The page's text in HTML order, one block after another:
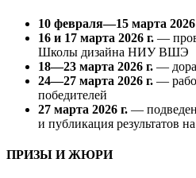
10 февраля—15 марта 2026
16 и 17 марта 2026 г. —
Школы дизайна НИУ ВШЭ
18—23 марта 2026 г. —
24—27 марта 2026 г. —
победителей
27 марта 2026 г. —
и публикация результатов
ПРИЗЫ И ЖЮРИ